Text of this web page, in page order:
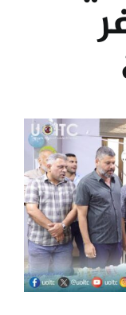
الخدمات
اتصل بنا